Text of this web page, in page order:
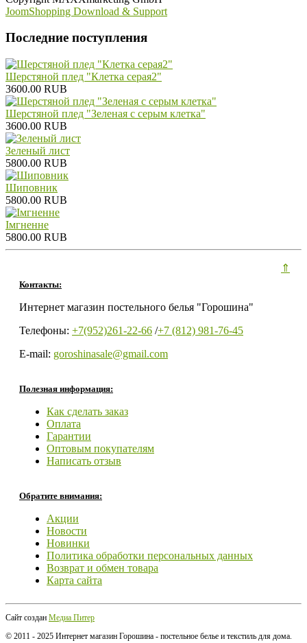
JoomShopping Download & Support
Последние поступления
Шерстяной плед "Клетка серая2"
3600.00 RUB
Шерстяной плед "Зеленая с серым клетка"
3600.00 RUB
Зеленый лист
5800.00 RUB
Шиповник
5800.00 RUB
Iмгненне
5800.00 RUB
Контакты:
Интернет магазин постельного белья "Горошина"
Телефоны: +7(952)261-22-66 /+7 (812) 981-76-45
E-mail: goroshinasale@gmail.com
Полезная информация:
Как сделать заказ
Оплата
Гарантии
Оптовым покупателям
Написать отзыв
Обратите внимания:
Акции
Новости
Новинки
Политика обработки персональных данных
Возврат и обмен товара
Карта сайта
Сайт создан Медиа Питер
© 2011 - 2025 Интернет магазин Горошина - постельное белье и текстиль для дома.
⇑